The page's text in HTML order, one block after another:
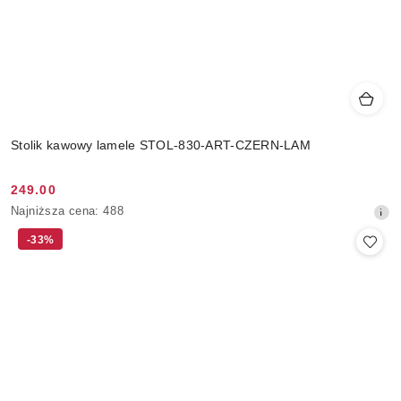
Stolik kawowy lamele STOL-830-ART-CZERN-LAM
Cena
promocyjna:
249.00
Najniższa
cena
Najniższa cena: 488
-33%